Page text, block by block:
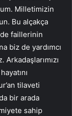
Milletimizin
Bu alçakça
faillerinin
biz de yardımcı
tilaveti
bir arada
sahip